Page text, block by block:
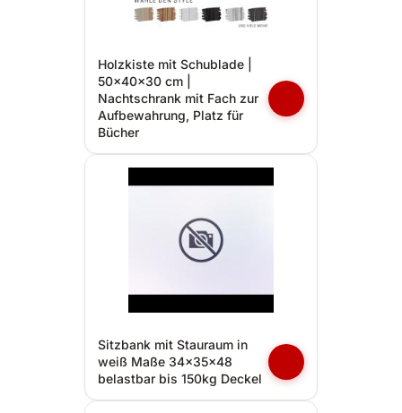
Holzkiste mit Schublade |
50x40x30 cm |
Nachtschrank mit Fach zur
Aufbewahrung, Platz für
Bücher
Sitzbank mit Stauraum in
weiß Maße 34x35x48
belastbar bis 150kg Deckel